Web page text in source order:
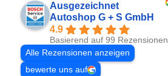
Ausgezeichnet
Autoshop G + S GmbH
4.9
Basierend auf 99 Rezensionen
Alle Rezensionen anzeigen
bewerte uns auf